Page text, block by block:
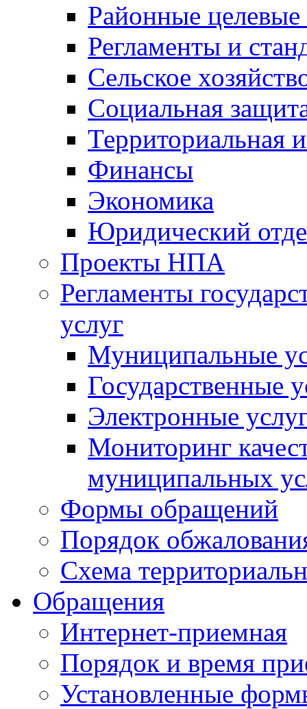
Районные
Регламенты и
Сельское
Социальная
Территориальная
Финансы
Экономика
Юридический
Проекты НПА
Регламенты
услуг
Муниципальные
Государственные
Электронные
Мониторинг
муниципальных
Формы обращений
Порядок
Схема
Обращения
Интернет-приемная
Порядок и время
Установленные